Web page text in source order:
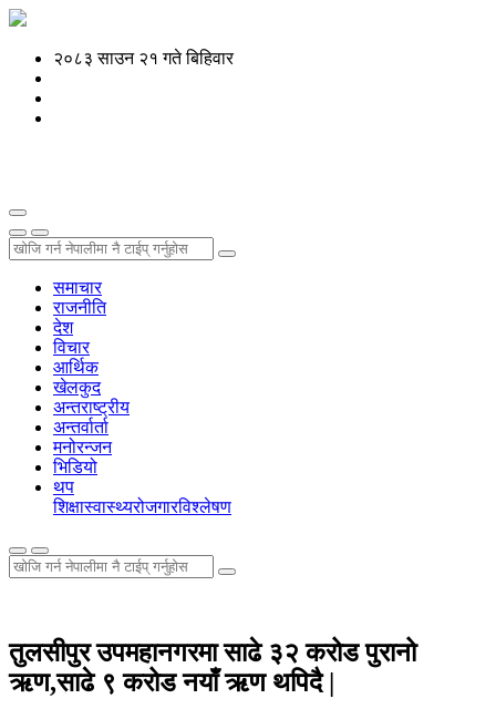
२०८३ साउन २१ गते बिहिवार
समाचार
राजनीति
देश
विचार
आर्थिक
खेलकुद
अन्तराष्ट्रीय
अन्तर्वार्ता
मनोरन्जन
भिडियो
थप
शिक्षास्वास्थ्यरोजगारविश्लेषण
तुलसीपुर उपमहानगरमा साढे ३२ करोड पुरानो
ऋण,साढे ९ करोड नयाँ ऋण थपिदै |